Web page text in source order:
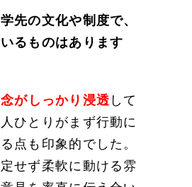
の文化や制度で、
るものはあります
がしっかり浸透 して
ひとりがまず行動に
点も印象的でした。
せず柔軟に動ける雰